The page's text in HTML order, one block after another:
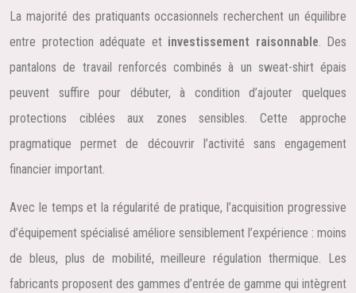
La majorité des pratiquants occasionnels recherchent un équilibre
entre protection adéquate et investissement raisonnable. Des
pantalons de travail renforcés combinés à un sweat-shirt épais
peuvent suffire pour débuter, à condition d’ajouter quelques
protections ciblées aux zones sensibles. Cette approche
pragmatique permet de découvrir l’activité sans engagement
financier important.
Avec le temps et la régularité de pratique, l’acquisition progressive
d’équipement spécialisé améliore sensiblement l’expérience : moins
de bleus, plus de mobilité, meilleure régulation thermique. Les
fabricants proposent des gammes d’entrée de gamme qui intègrent